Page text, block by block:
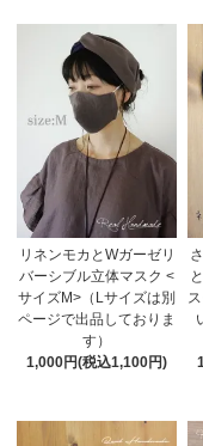
リネンモカとWガーゼリ
バーシブル立体マスク <
サイズM>（Lサイズは別
ページで出品しておりま
す）
1,000円(税込1,100円)